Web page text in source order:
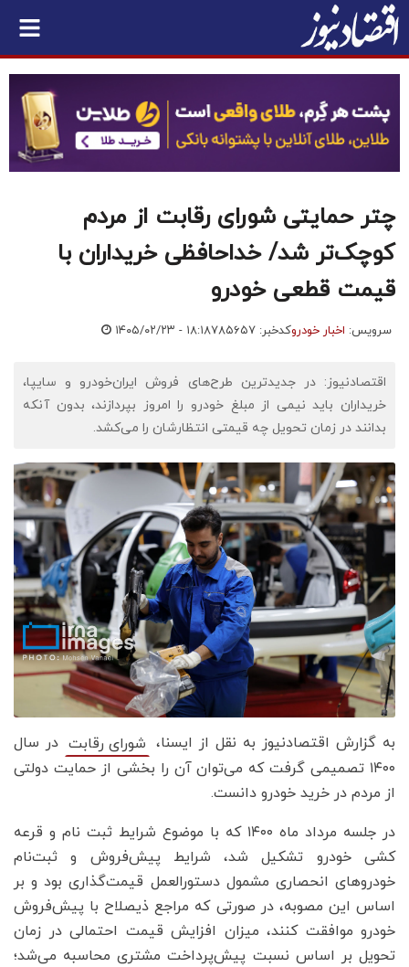
چتر حمایتی شورای رقابت از مردم
کوچک‌تر شد/ خداحافظی خریداران با
قیمت قطعی خودرو
سرویس: اخبار خودروکدخبر: ۷۸۵۶۵۷ ۱۴۰۵/۰۲/۲۳ - ۱۸:۱۸
اقتصادنیوز: در جدیدترین طرح‌های فروش ایران‌خودرو و سایپا،
خریداران باید نیمی از مبلغ خودرو را امروز بپردازند، بدون آنکه
بدانند در زمان تحویل چه قیمتی انتظارشان را می‌کشد.
به گزارش اقتصادنیوز به نقل از ایسنا، شورای رقابت در سال
۱۴۰۰ تصمیمی گرفت که می‌توان آن را بخشی از حمایت دولتی
از مردم در خرید خودرو دانست.
در جلسه مرداد ماه ۱۴۰۰ که با موضوع شرایط ثبت نام و قرعه
کشی خودرو تشکیل شد، شرایط پیش‌فروش و ثبت‌نام
خودروهای انحصاری مشمول دستورالعمل قیمت‌گذاری بود و بر
اساس این مصوبه، در صورتی که مراجع ذیصلاح با پیش‌فروش
خودرو موافقت کنند، میزان افزایش قیمت احتمالی در زمان
تحویل بر اساس نسبت پیش‌پرداخت مشتری محاسبه می‌شد؛